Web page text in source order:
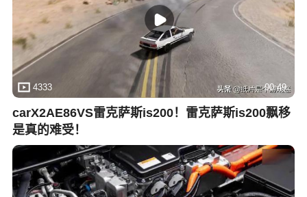
4333 00:49
carX2AE86VS雷克萨斯is200！雷克萨斯is200飘移
是真的难受！